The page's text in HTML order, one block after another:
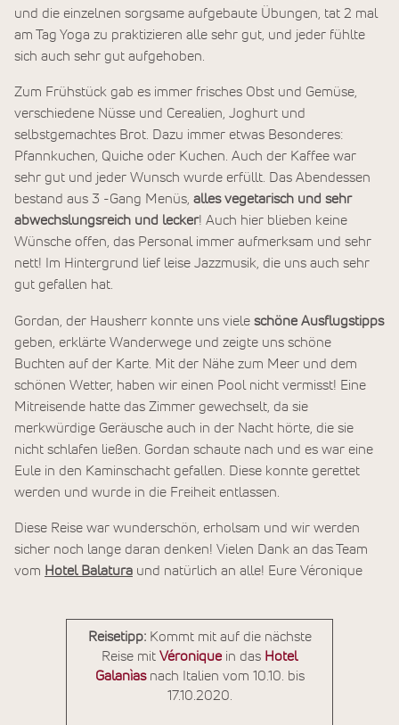
und die einzelnen sorgsame aufgebaute Übungen, tat 2 mal
am Tag Yoga zu praktizieren alle sehr gut, und jeder fühlte
sich auch sehr gut aufgehoben.
Zum Frühstück gab es immer frisches Obst und Gemüse,
verschiedene Nüsse und Cerealien, Joghurt und
selbstgemachtes Brot. Dazu immer etwas Besonderes:
Pfannkuchen, Quiche oder Kuchen. Auch der Kaffee war
sehr gut und jeder Wunsch wurde erfüllt. Das Abendessen
bestand aus 3 -Gang Menüs, alles vegetarisch und sehr
abwechslungsreich und lecker! Auch hier blieben keine
Wünsche offen, das Personal immer aufmerksam und sehr
nett! Im Hintergrund lief leise Jazzmusik, die uns auch sehr
gut gefallen hat.
Gordan, der Hausherr konnte uns viele schöne Ausflugstipps
geben, erklärte Wanderwege und zeigte uns schöne
Buchten auf der Karte. Mit der Nähe zum Meer und dem
schönen Wetter, haben wir einen Pool nicht vermisst! Eine
Mitreisende hatte das Zimmer gewechselt, da sie
merkwürdige Geräusche auch in der Nacht hörte, die sie
nicht schlafen ließen. Gordan schaute nach und es war eine
Eule in den Kaminschacht gefallen. Diese konnte gerettet
werden und wurde in die Freiheit entlassen.
Diese Reise war wunderschön, erholsam und wir werden
sicher noch lange daran denken! Vielen Dank an das Team
vom Hotel Balatura und natürlich an alle! Eure Véronique
Reisetipp:Kommt mit auf die nächste
Reise mit Véronique in das Hotel
Galanìasnach Italien vom 10.10. bis
17.10.2020.